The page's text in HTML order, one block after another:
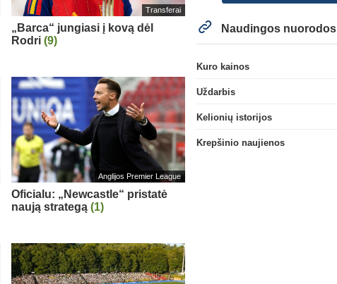
Transferai
„Barca“ jungiasi į kovą dėl
Rodri (9)
Anglijos Premier League
Oficialu: „Newcastle“ pristatė
naują strategą (1)
Naudingos nuorodos
Kuro kainos
Uždarbis
Kelionių istorijos
Krepšinio naujienos